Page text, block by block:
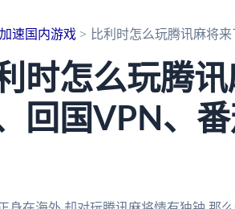
加速国内游戏 比利时怎么玩腾讯麻将来
时怎么玩腾
回国VPN、